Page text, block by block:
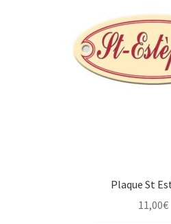
Plaque St
11,00€